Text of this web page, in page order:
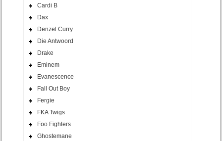
Cardi B
Dax
Denzel Curry
Die Antwoord
Drake
Eminem
Evanescence
Fall Out Boy
Fergie
FKA Twigs
Foo Fighters
Ghostemane